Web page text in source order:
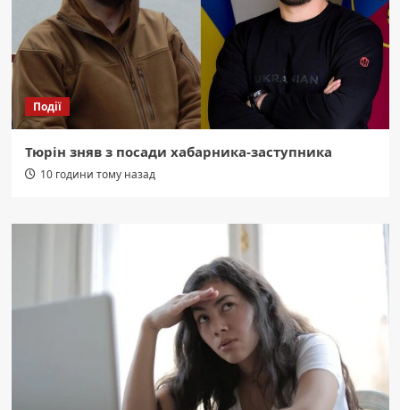
Події
Тюрін зняв з посади хабарника-заступника
10 години тому назад